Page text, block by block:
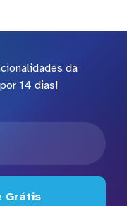
da
14 dias!
Grátis